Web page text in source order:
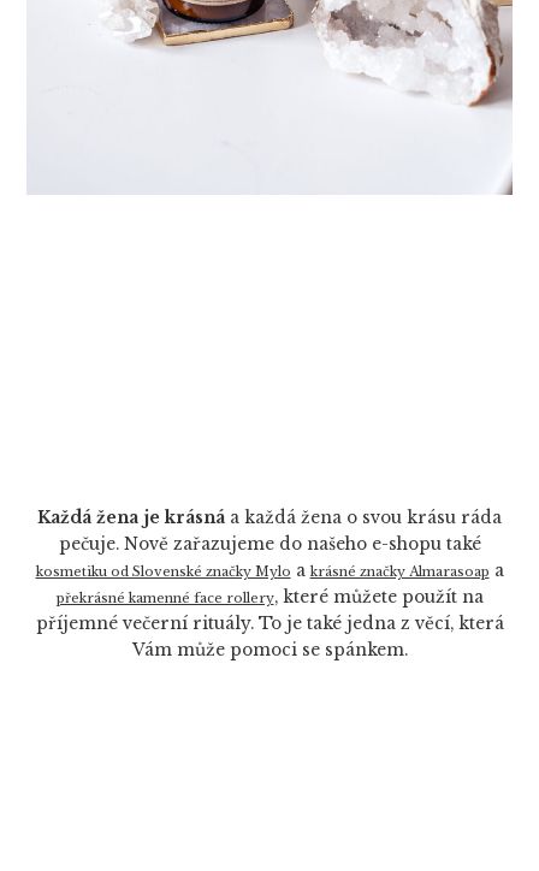
Každá žena je krásná a každá žena o svou krásu ráda
pečuje. Nově zařazujeme do našeho e-shopu také
kosmetiku od Slovenské značky Mylo a krásné značky Almarasoap a
překrásné kamenné face rollery, které můžete použít na
příjemné večerní rituály. To je také jedna z věcí, která
Vám může pomoci se spánkem.